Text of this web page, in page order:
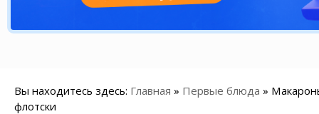
Вы находитесь здесь: Главная » Первые блюда »
флотски